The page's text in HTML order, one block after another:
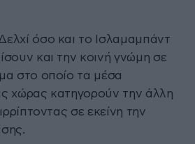
όσο και το Ισλαμαμπάντ
και την κοινή γνώμη σε
στο οποίο τα μέσα
χώρας κατηγορούν την άλλη
σε εκείνη την